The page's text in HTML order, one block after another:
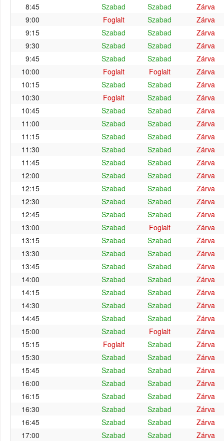
8:45
Szabad Szabad
Zárva
9:00
Foglalt Szabad
Zárva
9:15
Szabad Szabad
Zárva
9:30
Szabad Szabad
Zárva
9:45
Szabad Szabad
Zárva
10:00
Foglalt Foglalt
Zárva
10:15
Szabad Szabad
Zárva
10:30
Foglalt Szabad
Zárva
10:45
Szabad Szabad
Zárva
11:00
Szabad Szabad
Zárva
11:15
Szabad Szabad
Zárva
11:30
Szabad Szabad
Zárva
11:45
Szabad Szabad
Zárva
12:00
Szabad Szabad
Zárva
12:15
Szabad Szabad
Zárva
12:30
Szabad Szabad
Zárva
12:45
Szabad Szabad
Zárva
13:00
Szabad Foglalt
Zárva
13:15
Szabad Szabad
Zárva
13:30
Szabad Szabad
Zárva
13:45
Szabad Szabad
Zárva
14:00
Szabad Szabad
Zárva
14:15
Szabad Szabad
Zárva
14:30
Szabad Szabad
Zárva
14:45
Szabad Szabad
Zárva
15:00
Szabad Foglalt
Zárva
15:15
Foglalt Szabad
Zárva
15:30
Szabad Szabad
Zárva
15:45
Szabad Szabad
Zárva
16:00
Szabad Szabad
Zárva
16:15
Szabad Szabad
Zárva
16:30
Szabad Szabad
Zárva
16:45
Szabad Szabad
Zárva
17:00
Szabad Szabad
Zárva